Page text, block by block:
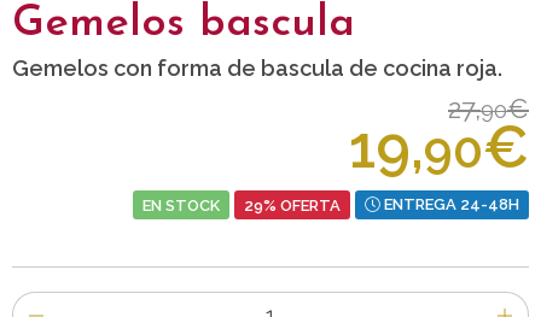
Gemelos bascula
Gemelos con forma de bascula de cocina roja.
27,90€
19,90€
EN STOCK 29% OFERTA ENTREGA 24-48H
Número